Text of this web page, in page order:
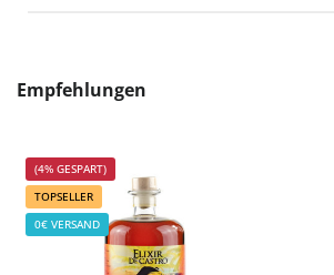
Produktgalerie überspringen
Empfehlungen
(4% GESPART)
TOPSELLER
0€ VERSAND